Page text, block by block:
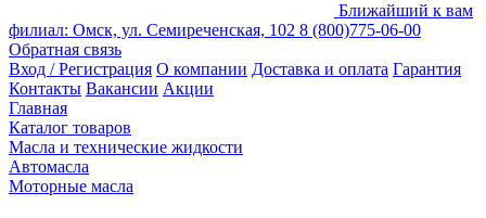
Ближайший к вам
филиал: Омск, ул. Семиреченская, 102 8 (800)775-06-00
Обратная связь
Вход / Регистрация О компании Доставка и оплата Гарантия
Контакты Вакансии Акции
Главная
Каталог товаров
Масла и технические жидкости
Автомасла
Моторные масла